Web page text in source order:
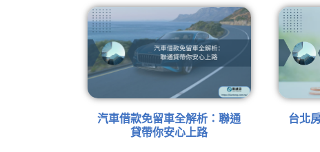
汽車借款免留車全解析：聯通
貸帶你安心上路
台北